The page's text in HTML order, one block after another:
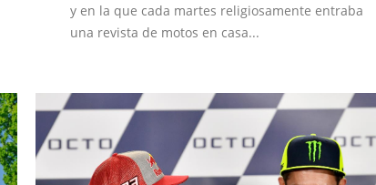
y en la que cada martes religiosamente entraba
una revista de motos en casa...